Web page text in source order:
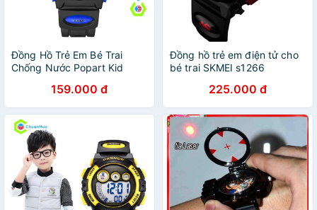
Đồng Hồ Trẻ Em Bé Trai
Chống Nước Popart Kid
159.000 đ
Đồng hồ trẻ em điện tử cho
bé trai SKMEI s1266
225.000 đ